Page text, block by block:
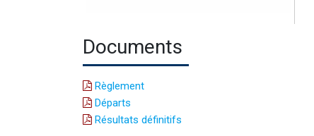
Documents
Règlement
Départs
Résultats définitifs